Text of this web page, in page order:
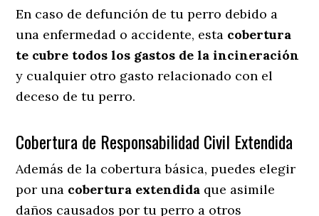
En caso de defunción de tu perro debido a
una enfermedad o accidente, esta cobertura
te cubre todos los gastos de la incineración
y cualquier otro gasto relacionado con el
deceso de tu perro.
Cobertura de Responsabilidad Civil Extendida
Además de la cobertura básica, puedes elegir
por una cobertura extendida que asimile
daños causados por tu perro a otros